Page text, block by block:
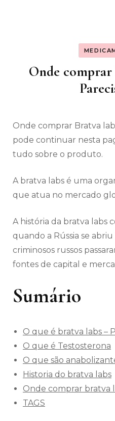
Onde
Onde comprar Bratva
pode continuar nesta
tudo sobre o produto.
A bratva labs é uma
que atua no mercado
A história da bratva labs
quando a Rússia se
criminosos russos
fontes de capital e
Sumário
O que é bratva labs –
O que é Testosterona
O que são
Historia do bratva labs
Onde comprar bratva
TAGS